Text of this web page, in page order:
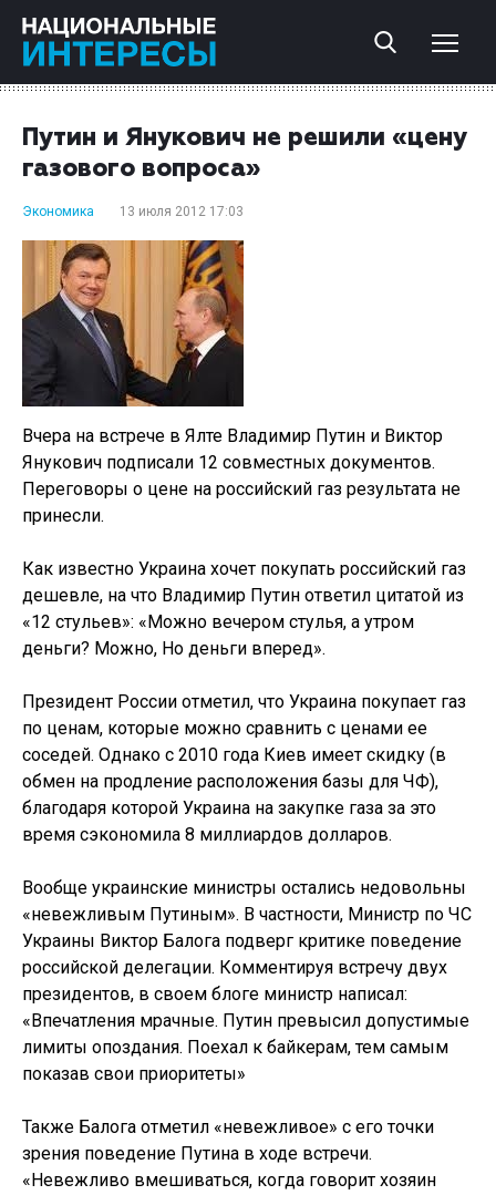
Путин и Янукович не решили «цену
газового вопроса»
Экономика 13 июля 2012 17:03
Вчера на встрече в Ялте Владимир Путин и Виктор
Янукович подписали 12 совместных документов.
Переговоры о цене на российский газ результата не
принесли.
Как известно Украина хочет покупать российский газ
дешевле, на что Владимир Путин ответил цитатой из
«12 стульев»: «Можно вечером стулья, а утром
деньги? Можно, Но деньги вперед».
Президент России отметил, что Украина покупает газ
по ценам, которые можно сравнить с ценами ее
соседей. Однако с 2010 года Киев имеет скидку (в
обмен на продление расположения базы для ЧФ),
благодаря которой Украина на закупке газа за это
время сэкономила 8 миллиардов долларов.
Вообще украинские министры остались недовольны
«невежливым Путиным». В частности, Министр по ЧС
Украины Виктор Балога подверг критике поведение
российской делегации. Комментируя встречу двух
президентов, в своем блоге министр написал:
«Впечатления мрачные. Путин превысил допустимые
лимиты опоздания. Поехал к байкерам, тем самым
показав свои приоритеты»
Также Балога отметил «невежливое» с его точки
зрения поведение Путина в ходе встречи.
«Невежливо вмешиваться, когда говорит хозяин